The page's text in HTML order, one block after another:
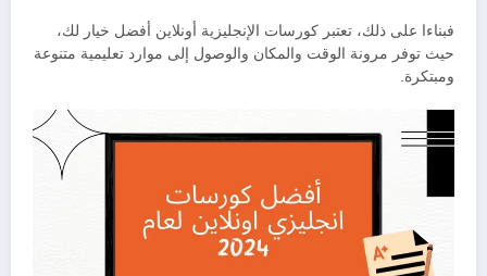
فبناءا على ذلك، تعتبر كورسات الإنجليزية أونلاين أفضل خيار لك،
حيث توفر مرونة الوقت والمكان والوصول إلى موارد تعليمية متنوعة
ومبتكرة.